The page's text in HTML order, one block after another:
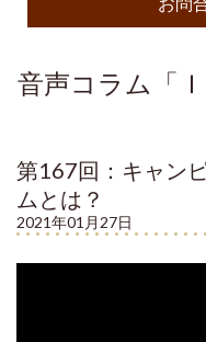
音声コラム「
第167回：キャン
ムとは？
2021年01月27日